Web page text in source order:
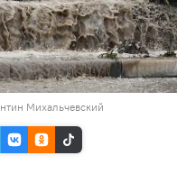
Михальчевский